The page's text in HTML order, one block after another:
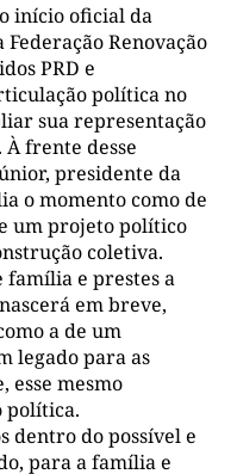
início oficial da
Renovação
PRD e
política no
sua representação
frente desse
presidente da
o momento como de
um projeto político
coletiva.
família e prestes a
em breve,
a de um
legado para as
esse mesmo
política.
dentro do possível e
para a família e